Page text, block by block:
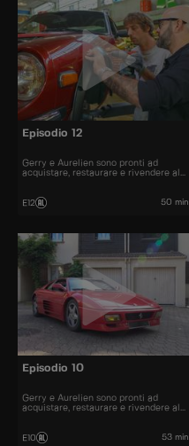
Episodio 12
Gerry e Aurelien sono pronti ad
acquistare, restaurare e rivendere al
E12 50 min
Episodio 10
Gerry e Aurelien sono pronti ad
acquistare, restaurare e rivendere al
E10 53 min